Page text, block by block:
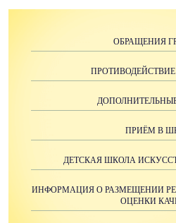
ОБРАЩЕНИЯ
ПРИЁМ В
ДЕТСКАЯ ШКОЛА
ИНФОРМАЦИЯ О РАЗМЕЩЕНИИ
ОЦЕНКИ